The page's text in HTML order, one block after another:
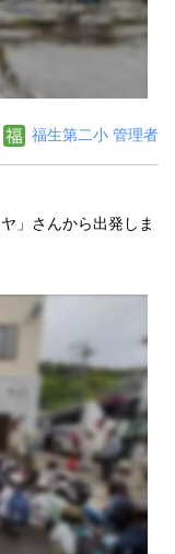
福生第二小 管理者
」さんから出発しま